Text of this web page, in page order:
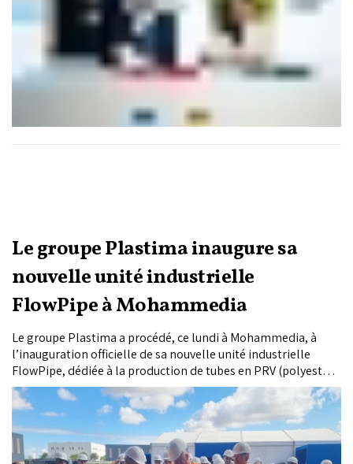
Le groupe Plastima inaugure sa
nouvelle unité industrielle
FlowPipe à Mohammedia
Le groupe Plastima a procédé, ce lundi à Mohammedia, à
l’inauguration officielle de sa nouvelle unité industrielle
FlowPipe, dédiée à la production de tubes en PRV (polyester
renforcé de fibres de verre), en présence de Ryad Mezzour,
ministre de l’Industrie et du Commerce. Ce projet s’inscrit
dans le cadre d’une convention d’investissement signée en
décembre 2024 entre le groupe et le gouvernement
marocain. Il représente un investissement global de 52